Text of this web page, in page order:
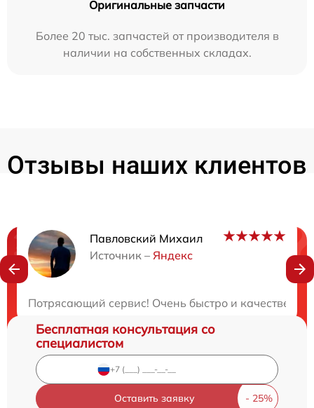
Оригинальные запчасти
Более 20 тыс. запчастей от производителя в
наличии на собственных складах.
Отзывы наших клиентов
Павловский Михаил
Источник – Яндекс
Потрясающий сервис! Очень быстро и
Нужна консультация?
Бесплатная консультация со
специалистом
Оставить заявку